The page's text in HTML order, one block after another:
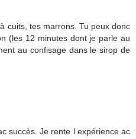
cuits, tes marrons. Tu peux donc
(les 12 minutes dont je parle au
au confisage dans le sirop de
succès. Je rente l expérience ac